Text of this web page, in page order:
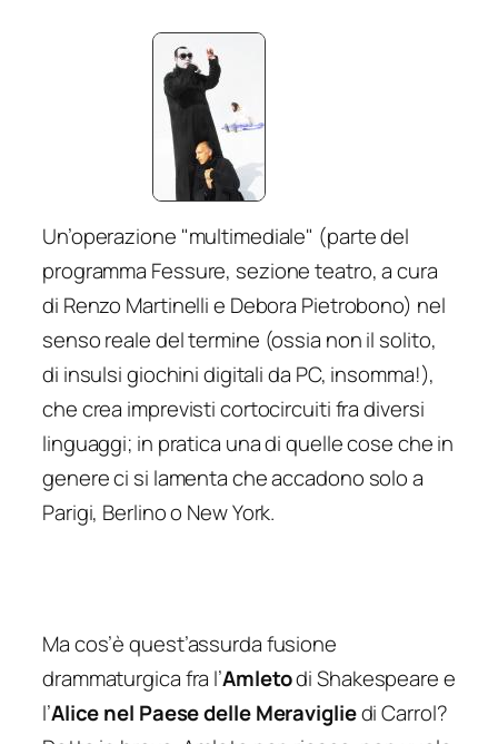
Un’operazione "multimediale" (parte del
programma Fessure, sezione teatro, a cura
di Renzo Martinelli e Debora Pietrobono) nel
senso reale del termine (ossia non il solito,
di insulsi giochini digitali da PC, insomma!),
che crea imprevisti cortocircuiti fra diversi
linguaggi; in pratica una di quelle cose che in
genere ci si lamenta che accadono solo a
Parigi, Berlino o New York.
Ma cos’è quest’assurda fusione
drammaturgica fra l’Amletodi Shakespeare e
l’Alice nel Paese delle Meravigliedi Carrol?